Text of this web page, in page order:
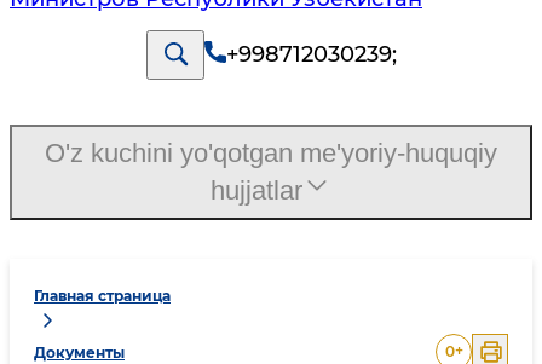
+998712030239;
Главная страница
Документы 0+
O'z kuchini yo'qotgan me'yoriy-huquqiy
hujjatlar